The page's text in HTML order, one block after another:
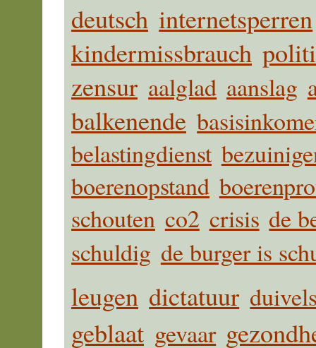
deutsch internetsperren
kindermissbrauch
zensur aalglad aanslag
balkenende
belastingdienst
boerenopstand
schouten co2 crisis de
schuldig de burger is
leugen dictatuur
geblaat gevaar